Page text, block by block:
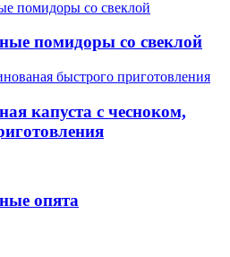
помидоры со свеклой
капуста с чесноком,
опята